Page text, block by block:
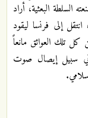
السلطة البعثية، أراد
إلى فرنسا ليقود
كل تلك العوائق مانعاً
في سبيل إيصال صوت